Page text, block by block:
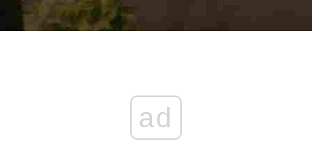
ad